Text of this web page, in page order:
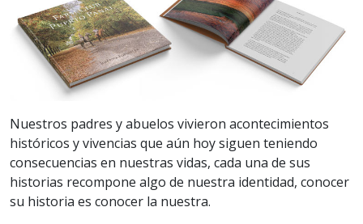
Nuestros padres y abuelos vivieron acontecimientos
históricos y vivencias que aún hoy siguen teniendo
consecuencias en nuestras vidas, cada una de sus
historias recompone algo de nuestra identidad, conocer
su historia es conocer la nuestra.